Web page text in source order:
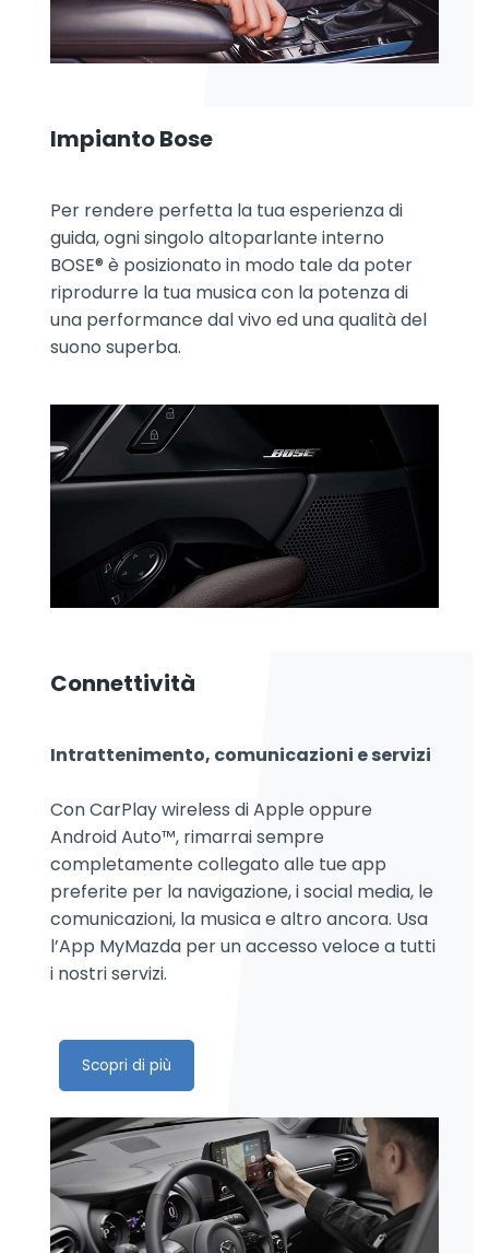
Impianto Bose
Per rendere perfetta la tua esperienza di
guida, ogni singolo altoparlante interno
BOSE® è posizionato in modo tale da poter
riprodurre la tua musica con la potenza di
una performance dal vivo ed una qualità del
suono superba.
Connettività
Intrattenimento, comunicazioni e servizi
Con CarPlay wireless di Apple oppure
Android Auto™, rimarrai sempre
completamente collegato alle tue app
preferite per la navigazione, i social media, le
comunicazioni, la musica e altro ancora. Usa
l’App MyMazda per un accesso veloce a tutti
i nostri servizi.
Scopri di più